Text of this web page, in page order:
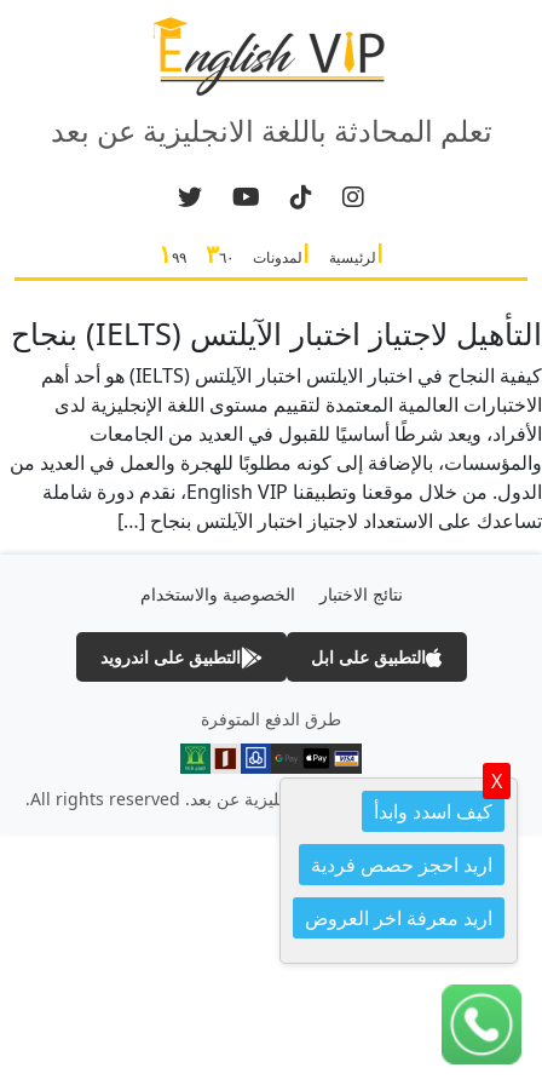
تعلم المحادثة باللغة الانجليزية عن بعد
الرئيسية المدونات ٣٦٠ ١٩٩
التأهيل لاجتياز اختبار الآيلتس (IELTS) بنجاح
كيفية النجاح في اختبار الايلتس اختبار الآيلتس (IELTS) هو أحد أهم
الاختبارات العالمية المعتمدة لتقييم مستوى اللغة الإنجليزية لدى
الأفراد، ويعد شرطًا أساسيًا للقبول في العديد من الجامعات
والمؤسسات، بالإضافة إلى كونه مطلوبًا للهجرة والعمل في العديد من
الدول. من خلال موقعنا وتطبيقنا English VIP، نقدم دورة شاملة
تساعدك على الاستعداد لاجتياز اختبار الآيلتس بنجاح […]
كيف اسدد وابدأ
اريد احجز حصص فردية
اريد معرفة اخر العروض
نتائج الاختبار الخصوصية والاستخدام
التطبيق على ابل التطبيق على اندرويد
طرق الدفع المتوفرة
© 2026 English Vip – تعلم الانجليزية عن بعد. All rights reserved.